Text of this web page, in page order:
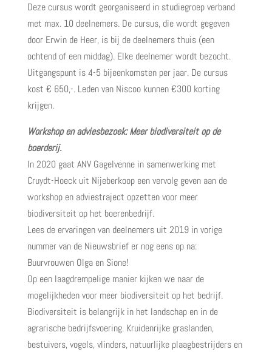
Deze cursus wordt georganiseerd in studiegroep verband
met max. 10 deelnemers. De cursus, die wordt gegeven
door Erwin de Heer, is bij de deelnemers thuis (een
ochtend of een middag). Elke deelnemer wordt bezocht.
Uitgangspunt is 4-5 bijeenkomsten per jaar. De cursus
kost € 650,-. Leden van Niscoo kunnen €300 korting
krijgen.
Workshop en adviesbezoek: Meer biodiversiteit op de
boerderij.
In 2020 gaat ANV Gagelvenne in samenwerking met
Cruydt-Hoeck uit Nijeberkoop een vervolg geven aan de
workshop en adviestraject opzetten voor meer
biodiversiteit op het boerenbedrijf.
Lees de ervaringen van deelnemers uit 2019 in vorige
nummer van de Nieuwsbrief er nog eens op na:
Buurvrouwen Olga en Sione!
Op een laagdrempelige manier kijken we naar de
mogelijkheden voor meer biodiversiteit op het bedrijf.
Biodiversiteit is belangrijk in het landschap en in de
agrarische bedrijfsvoering. Kruidenrijke graslanden,
bestuivers, vogels, vlinders, natuurlijke plaagbestrijders en